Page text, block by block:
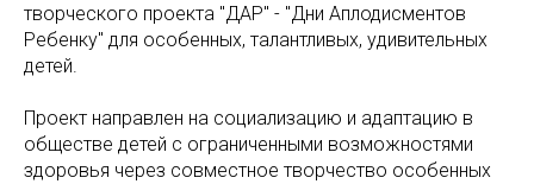
творческого проекта "ДАР" - "Дни Аплодисментов
Ребенку" для особенных, талантливых, удивительных
детей.
Проект направлен на социализацию и адаптацию в
обществе детей с ограниченными возможностями
здоровья через совместное творчество особенных